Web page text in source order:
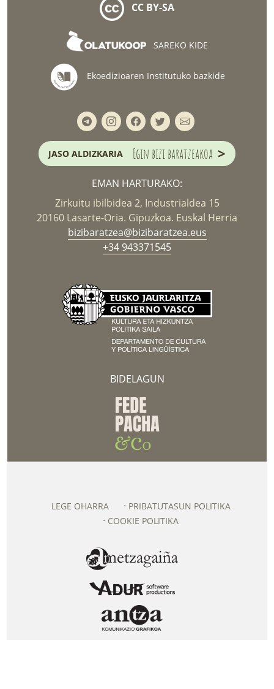
CC BY-SA
SAREKO KIDE
Ekoedizioaren Institutuko bazkide
JASO ALDIZKARIA Egin bizi baratzeakoa >
EMAN HARTURAKO:
Zirkuitu ibilbidea 2, Industrialdea 15
20160 Lasarte-Oria. Gipuzkoa. Euskal Herria
bizibaratzea@bizibaratzea.eus
+34 943371545
BIDELAGUN
LEGE OHARRA
PRIBATUTASUN POLITIKA
COOKIE POLITIKA